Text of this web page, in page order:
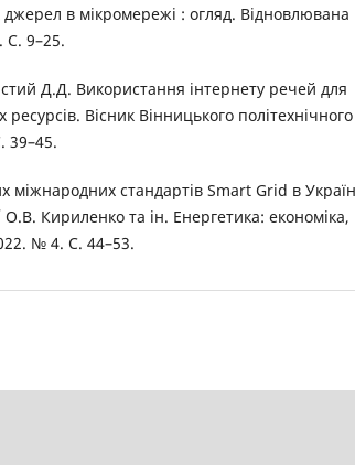
в мікромережі : огляд. Відновлювана
С. 9–25.
Д.Д. Використання інтернету речей для
Вісник Вінницького політехнічного
39–45.
міжнародних стандартів Smart Grid в
Кириленко та ін. Енергетика: економіка,
№ 4. С. 44–53.